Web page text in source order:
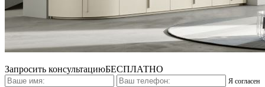
Запросить консультациюБЕСПЛАТНО
Я согласен